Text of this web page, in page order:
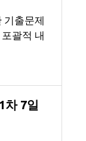
기출문제
괄적 내
차 7일